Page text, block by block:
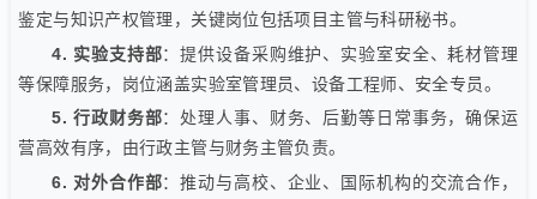
鉴定与知识产权管理，关键岗位包括项目主管与科研秘书。
4. 实验支持部：提供设备采购维护、实验室安全、耗材管理
等保障服务，岗位涵盖实验室管理员、设备工程师、安全专员。
5. 行政财务部：处理人事、财务、后勤等日常事务，确保运
营高效有序，由行政主管与财务主管负责。
6. 对外合作部：推动与高校、企业、国际机构的交流合作，